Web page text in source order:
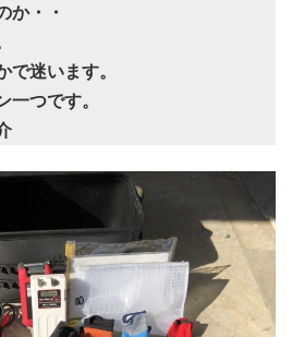
か・・
迷います。
つです。